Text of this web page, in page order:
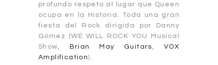
profundo respeto al lugar que Queen
ocupa en la Historia. Toda una gran
fiesta del Rock dirigida por Danny
Gómez (WE WILL ROCK YOU Musical
Show, Brian May Guitars
VOX
Amplification).